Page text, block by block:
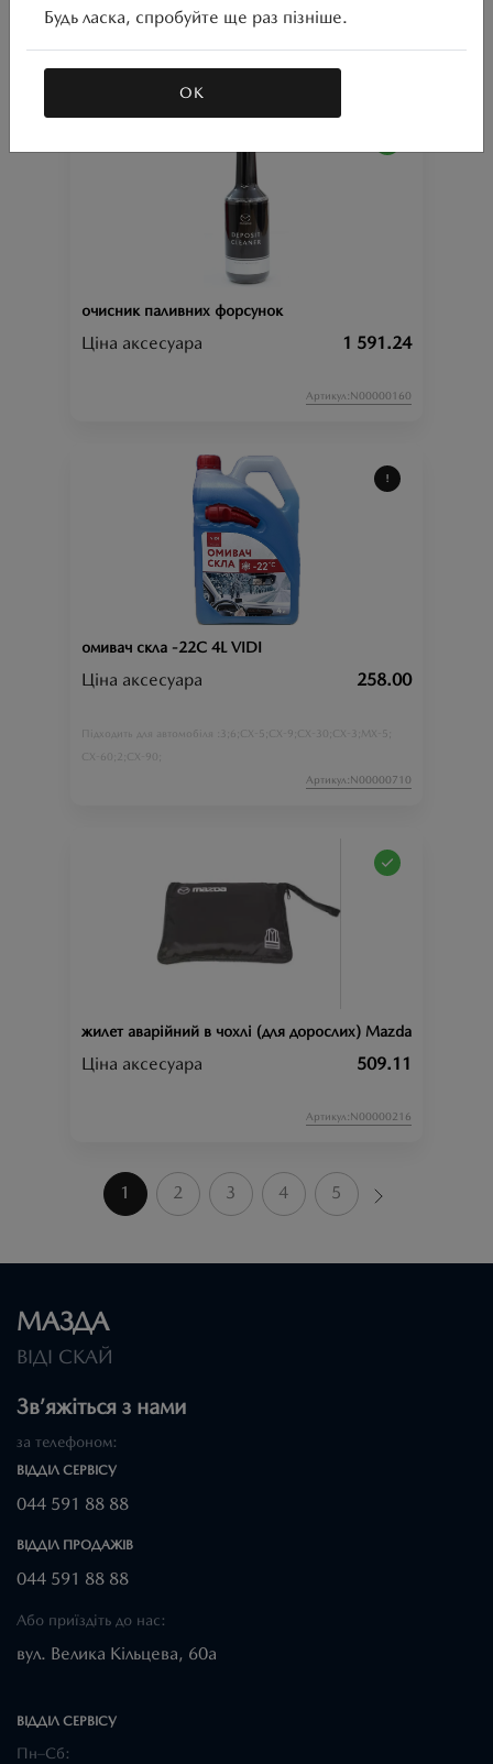
Ціна аксесуара
очисник паливних форсунок
Ціна аксесуара 1 591.24
Артикул:N00000160
омивач скла -22С 4L VIDI
Ціна аксесуара 258.00
Підходить для автомобіля : 3; 6; CX-5; CX-9; CX-30; CX-3;
MX-5;
CX-60;
2; CX-90;
Артикул:N00000710
жилет аварійний в чохлі (для дорослих) Mazda
Ціна аксесуара 509.11
Артикул:N00000216
1 2 3 4 5
МАЗДА
ВІДІ СКАЙ
Зв’яжіться з нами
за телефоном:
ВІДДІЛ CЕРВІСУ
044 591 88 88
ВІДДІЛ ПРОДАЖІВ
044 591 88 88
Або приїздіть до нас:
вул. Велика Кільцева, 60а
ВІДДІЛ CЕРВІСУ
Пн–Сб:
Будь ласка, спробуйте ще раз пізніше.
ОК